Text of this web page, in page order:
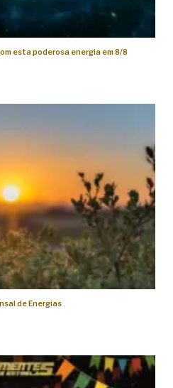
esta poderosa energia em 8/8
de Energias